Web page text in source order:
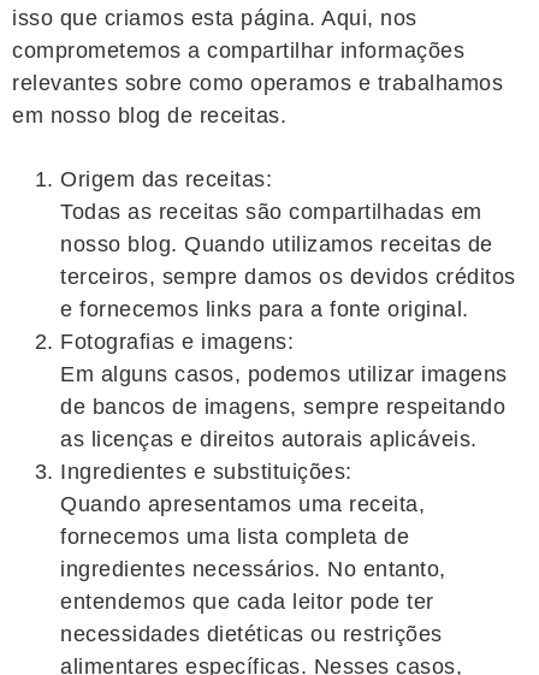
isso que criamos esta página. Aqui, nos
comprometemos a compartilhar informações
relevantes sobre como operamos e trabalhamos
em nosso blog de receitas.
Origem das receitas:
Todas as receitas são compartilhadas em
nosso blog. Quando utilizamos receitas de
terceiros, sempre damos os devidos créditos
e fornecemos links para a fonte original.
Fotografias e imagens:
Em alguns casos, podemos utilizar imagens
de bancos de imagens, sempre respeitando
as licenças e direitos autorais aplicáveis.
Ingredientes e substituições:
Quando apresentamos uma receita,
fornecemos uma lista completa de
ingredientes necessários. No entanto,
entendemos que cada leitor pode ter
necessidades dietéticas ou restrições
alimentares específicas. Nesses casos,